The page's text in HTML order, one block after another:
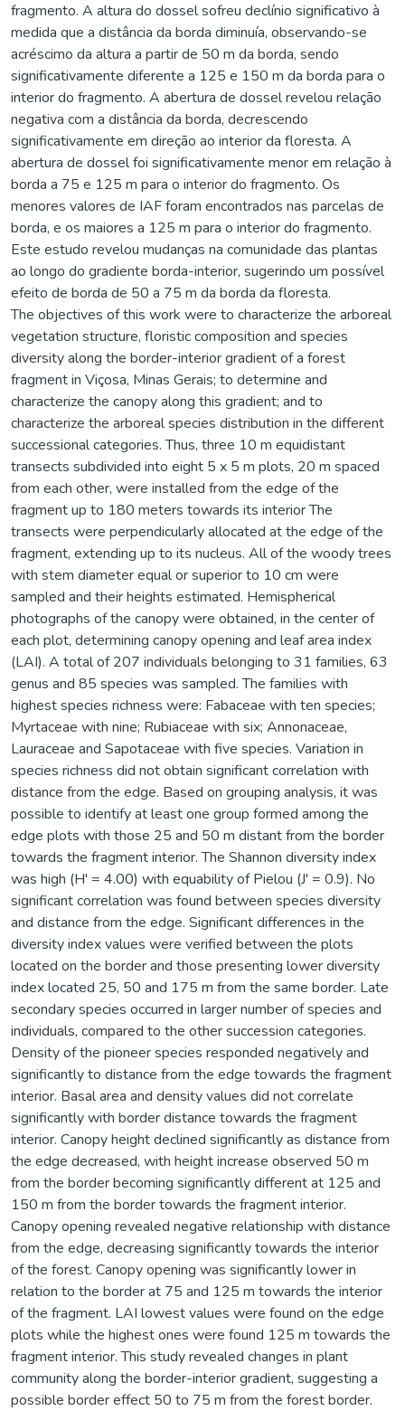
fragmento. A altura do dossel sofreu declínio significativo à
medida que a distância da borda diminuía, observando-se
acréscimo da altura a partir de 50 m da borda, sendo
significativamente diferente a 125 e 150 m da borda para o
interior do fragmento. A abertura de dossel revelou relação
negativa com a distância da borda, decrescendo
significativamente em direção ao interior da floresta. A
abertura de dossel foi significativamente menor em relação à
borda a 75 e 125 m para o interior do fragmento. Os
menores valores de IAF foram encontrados nas parcelas de
borda, e os maiores a 125 m para o interior do fragmento.
Este estudo revelou mudanças na comunidade das plantas
ao longo do gradiente borda-interior, sugerindo um possível
efeito de borda de 50 a 75 m da borda da floresta.
The objectives of this work were to characterize the arboreal
vegetation structure, floristic composition and species
diversity along the border-interior gradient of a forest
fragment in Viçosa, Minas Gerais; to determine and
characterize the canopy along this gradient; and to
characterize the arboreal species distribution in the different
successional categories. Thus, three 10 m equidistant
transects subdivided into eight 5 x 5 m plots, 20 m spaced
from each other, were installed from the edge of the
fragment up to 180 meters towards its interior The
transects were perpendicularly allocated at the edge of the
fragment, extending up to its nucleus. All of the woody trees
with stem diameter equal or superior to 10 cm were
sampled and their heights estimated. Hemispherical
photographs of the canopy were obtained, in the center of
each plot, determining canopy opening and leaf area index
(LAI). A total of 207 individuals belonging to 31 families, 63
genus and 85 species was sampled. The families with
highest species richness were: Fabaceae with ten species;
Myrtaceae with nine; Rubiaceae with six; Annonaceae,
Lauraceae and Sapotaceae with five species. Variation in
species richness did not obtain significant correlation with
distance from the edge. Based on grouping analysis, it was
possible to identify at least one group formed among the
edge plots with those 25 and 50 m distant from the border
towards the fragment interior. The Shannon diversity index
was high (H' = 4.00) with equability of Pielou (J' = 0.9). No
significant correlation was found between species diversity
and distance from the edge. Significant differences in the
diversity index values were verified between the plots
located on the border and those presenting lower diversity
index located 25, 50 and 175 m from the same border. Late
secondary species occurred in larger number of species and
individuals, compared to the other succession categories.
Density of the pioneer species responded negatively and
significantly to distance from the edge towards the fragment
interior. Basal area and density values did not correlate
significantly with border distance towards the fragment
interior. Canopy height declined significantly as distance from
the edge decreased, with height increase observed 50 m
from the border becoming significantly different at 125 and
150 m from the border towards the fragment interior.
Canopy opening revealed negative relationship with distance
from the edge, decreasing significantly towards the interior
of the forest. Canopy opening was significantly lower in
relation to the border at 75 and 125 m towards the interior
of the fragment. LAI lowest values were found on the edge
plots while the highest ones were found 125 m towards the
fragment interior. This study revealed changes in plant
community along the border-interior gradient, suggesting a
possible border effect 50 to 75 m from the forest border.